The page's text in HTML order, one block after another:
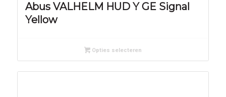
Abus VALHELM HUD Y GE Signal
Yellow
Opties selecteren